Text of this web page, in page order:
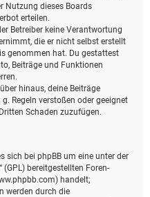
Nutzung dieses Boards
erteilen.
Betreiber keine Verantwortung
die er nicht selbst erstellt
genommen hat. Du gestattest
Beiträge und Funktionen
hinaus, deine Beiträge
Regeln verstoßen oder geeignet
Schaden zuzufügen.
sich bei phpBB um eine unter der
“ (GPL) bereitgestellten Foren-
handelt;
werden durch die